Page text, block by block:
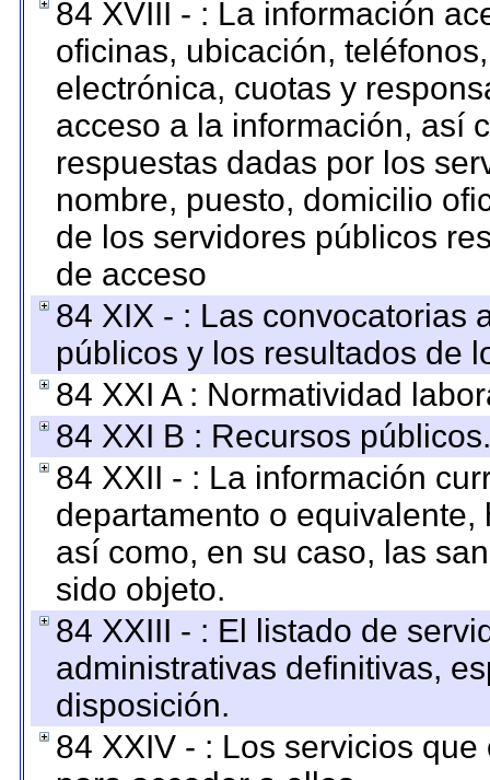
84 XVIII - : La información
oficinas, ubicación,
electrónica, cuotas y
acceso a la información, así
respuestas dadas por los
nombre, puesto, domicilio
de los servidores públicos
de acceso
84 XIX - : Las convocatorias
públicos y los resultados de
84 XXI A : Normatividad
84 XXI B : Recursos públicos.
84 XXII - : La información
departamento o
así como, en su caso, las
sido objeto.
84 XXIII - : El listado de
administrativas definitivas,
disposición.
84 XXIV - : Los servicios